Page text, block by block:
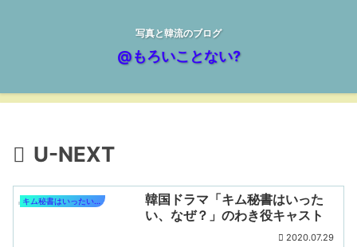
写真と韓流のブログ
@もろいことない?
U-NEXT
韓国ドラマ「キム秘書はいった
い、なぜ？」のわき役キャスト
2020.07.29